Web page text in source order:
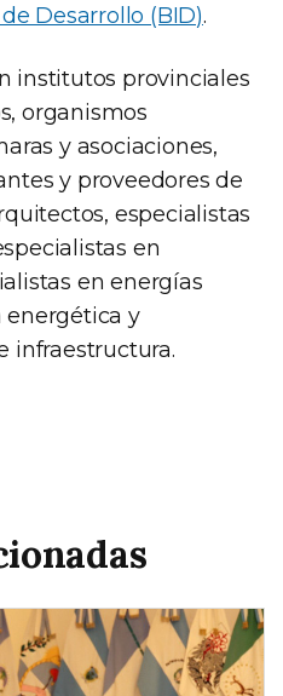
Desarrollo (BID).
institutos provinciales
organismos
y asociaciones,
y proveedores de
especialistas
en
en energías
energética y
infraestructura.